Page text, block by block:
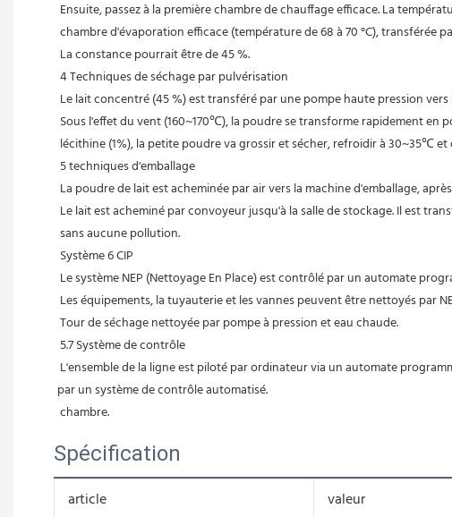
Ensuite, passez à la première chambre de chauffage efficace. La
chambre d'évaporation efficace (température de 68 à 70 °C), transférée
La constance pourrait être de 45 %.
4 Techniques de séchage par pulvérisation
Le lait concentré (45 %) est transféré par une pompe haute pression
Sous l'effet du vent (160~170℃), la poudre se transforme rapidement en
lécithine (1%), la petite poudre va grossir et sécher, refroidir à 30~35℃
5 techniques d'emballage
La poudre de lait est acheminée par air vers la machine d'emballage,
Le lait est acheminé par convoyeur jusqu'à la salle de stockage. Il est
sans aucune pollution.
Système 6 CIP
Le système NEP (Nettoyage En Place) est contrôlé par un automate
Les équipements, la tuyauterie et les vannes peuvent être nettoyés par
Tour de séchage nettoyée par pompe à pression et eau chaude.
5.7 Système de contrôle
par un système de contrôle automatisé.
chambre.
Spécification
article valeur